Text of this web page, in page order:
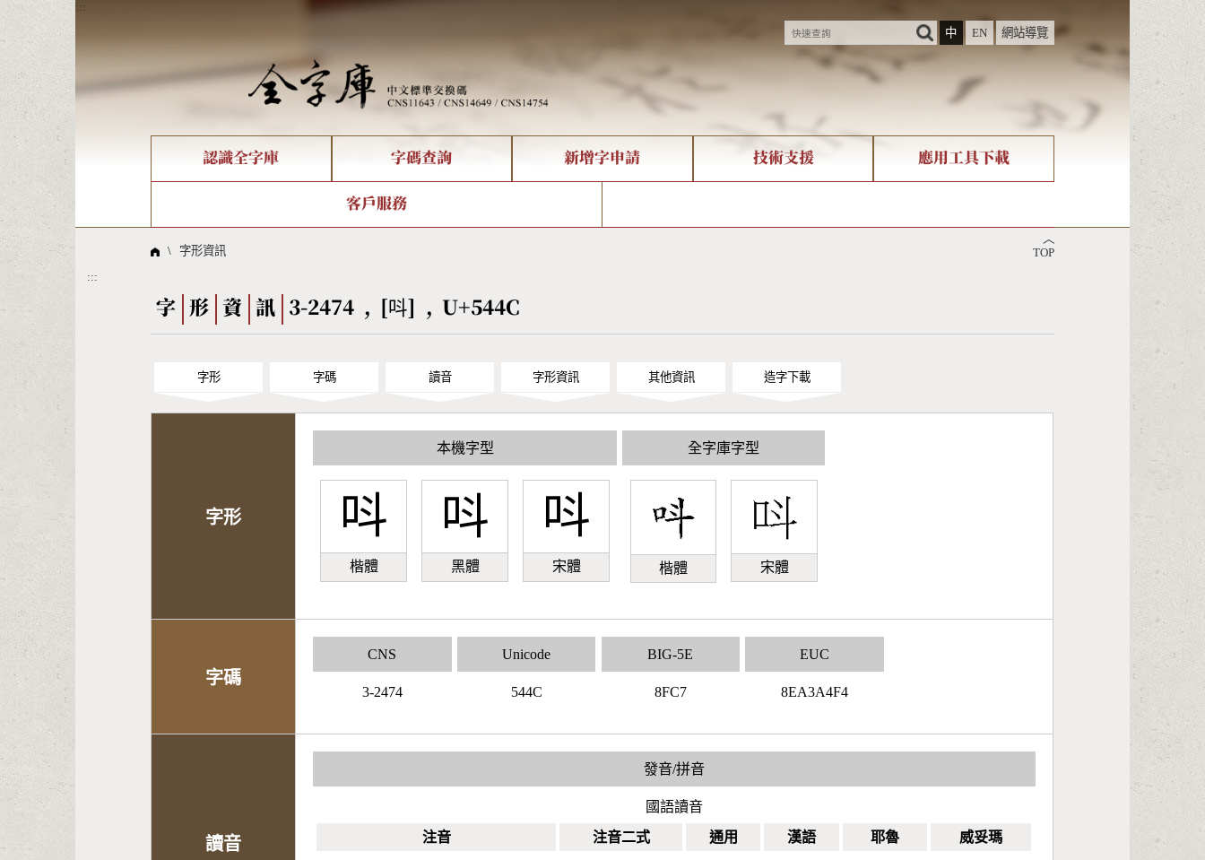
:::
中
EN 網站導覽
認識全字庫
全字庫現況
線上教學
字碼查詢
部件查詢
倉頡查詢
Big5查詢 拼音查詢
新增字申請 技術支援
造字解決方案
應用工具下載
字形下載
客戶服務
問題集
︿
TOP
\ 字形資訊
:::
字 形 資 訊 3-2474 , [呌] , U+544C
字形 字碼 讀音 字形資訊 其他資訊 造字下載
字形
本機字型
呌
楷體
呌
黑體
呌
宋體
全字庫字型
楷體 宋體
字碼
CNS
3-2474
Unicode
544C
BIG-5E
8FC7
EUC
8EA3A4F4
讀音
發音/拼音
國語讀音
注音
注音二式 通用 漢語 耶魯 威妥瑪